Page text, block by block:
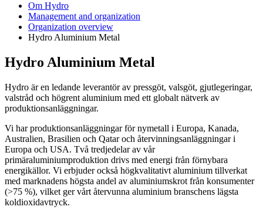
Om Hydro
Management and organization
Organization overview
Hydro Aluminium Metal
Hydro Aluminium Metal
Hydro är en ledande leverantör av pressgöt, valsgöt, gjutlegeringar,
valstråd och högrent aluminium med ett globalt nätverk av
produktionsanläggningar.
Vi har produktionsanläggningar för nymetall i Europa, Kanada,
Australien, Brasilien och Qatar och återvinningsanläggningar i
Europa och USA. Två tredjedelar av vår
primäraluminiumproduktion drivs med energi från förnybara
energikällor. Vi erbjuder också högkvalitativt aluminium tillverkat
med marknadens högsta andel av aluminiumskrot från konsumenter
(>75 %), vilket ger vårt återvunna aluminium branschens lägsta
koldioxidavtryck.